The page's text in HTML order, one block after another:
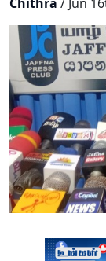
Chithra / Jun